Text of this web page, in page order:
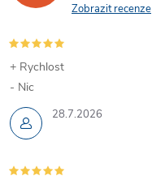
Zobrazit recenze
28.7.2026
+ Rychlost
- Nic